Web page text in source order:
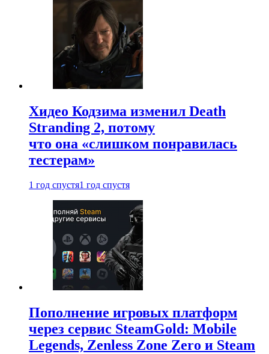
Хидео Кодзима изменил Death
Stranding 2, потому
что она «слишком понравилась
тестерам»
1 год спустя1 год спустя
Пополнение игровых платформ
через сервис SteamGold: Mobile
Legends, Zenless Zone Zero и Steam